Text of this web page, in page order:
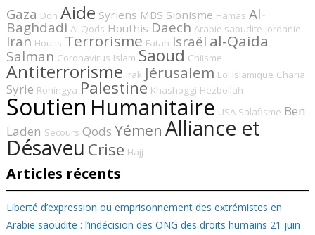
Gaza Don Aide Syriens MBS Sionisme Hamas Al-
Baghdadi Al-Qods Houthis Daech Arabie saoudite Jordanie
Iran Houtis Terrorisme Fatah Israël al-Qaida
Salman Coronavirus Islam Saoud Chiisme
Antiterrorisme Irak Jérusalem Loi islamique Charia
Syrie Rohingya Palestine Khashoggi Hezbollah
Soutien Humanitaire USA Salafisme Ben
Laden Secours Qods Yémen Alliance et
Désaveu Crise Hajj
Articles récents
Liberté d’expression ou emprisonnement des extrémistes en
Arabie saoudite : l’indécision des ONG des droits humains 21 juin